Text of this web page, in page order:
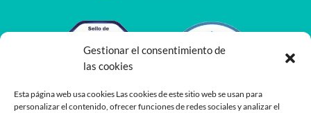
Gestionar el consentimiento de
las cookies
Esta página web usa cookies Las cookies de este sitio web se usan para
personalizar el contenido, ofrecer funciones de redes sociales y analizar el